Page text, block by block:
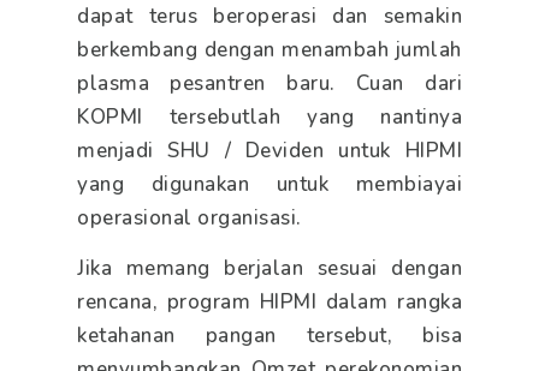
dapat terus beroperasi dan semakin
berkembang dengan menambah jumlah
plasma pesantren baru. Cuan dari
KOPMI tersebutlah yang nantinya
menjadi SHU / Deviden untuk HIPMI
yang digunakan untuk membiayai
operasional organisasi.
Jika memang berjalan sesuai dengan
rencana, program HIPMI dalam rangka
ketahanan pangan tersebut, bisa